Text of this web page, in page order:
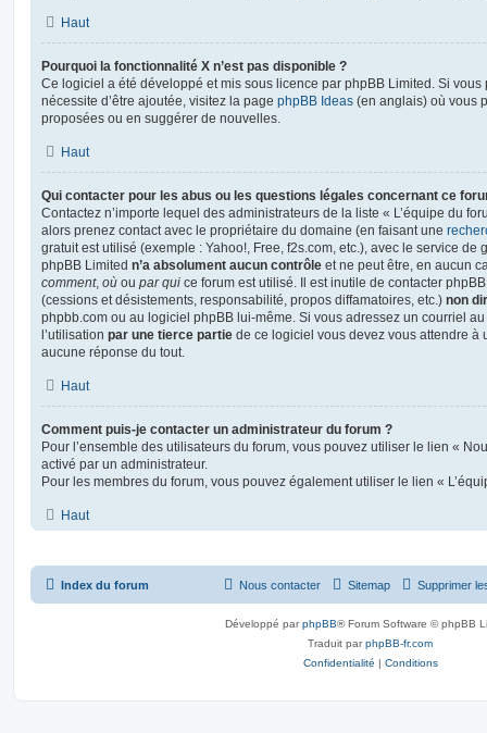
Haut
Pourquoi la fonctionnalité X n’est pas disponible ?
Ce logiciel a été développé et mis sous licence par phpBB Limited. Si vous
nécessite d’être ajoutée, visitez la page phpBB Ideas (en anglais) où vous
proposées ou en suggérer de nouvelles.
Haut
Qui contacter pour les abus ou les questions légales concernant ce
Contactez n’importe lequel des administrateurs de la liste « L’équipe du
alors prenez contact avec le propriétaire du domaine (en faisant une
gratuit est utilisé (exemple : Yahoo!, Free, f2s.com, etc.), avec le service de
phpBB Limited n’a absolument aucun contrôle et ne peut être, en aucun
comment, où ou par qui ce forum est utilisé. Il est inutile de contacter
(cessions et désistements, responsabilité, propos diffamatoires, etc.) non
phpbb.com ou au logiciel phpBB lui-même. Si vous adressez un courriel
l’utilisation par une tierce partie de ce logiciel vous devez vous attendre à
aucune réponse du tout.
Haut
Comment puis-je contacter un administrateur du forum ?
Pour l’ensemble des utilisateurs du forum, vous pouvez utiliser le lien «
activé par un administrateur.
Pour les membres du forum, vous pouvez également utiliser le lien «
Haut
Index du forum Supprimer
Sitemap
Nous contacter
Développé parphpBB® Forum Software © phpBB
Traduit parphpBB-fr.com
Confidentialité | Conditions